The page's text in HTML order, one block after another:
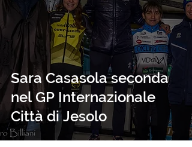
Sara Casasola seconda
nel GP Internazionale
Città di Jesolo